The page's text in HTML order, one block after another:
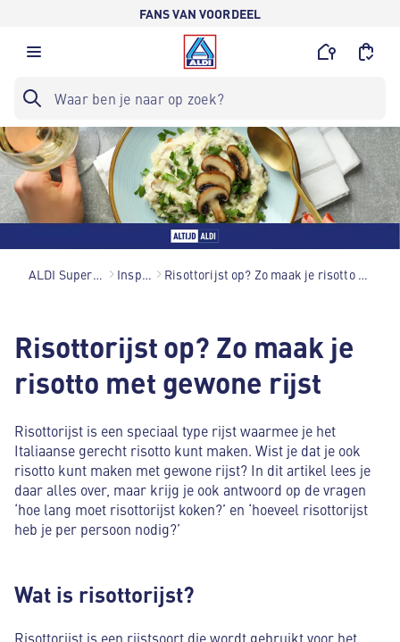
FANS VAN VOORDEEL
ALDI Supermarkten Inspiratie Risottorijst op? Zo maak je risotto met gewone rijst
Risottorijst op? Zo maak je
risotto met gewone rijst
Risottorijst is een speciaal type rijst waarmee je het
Italiaanse gerecht risotto kunt maken. Wist je dat je ook
risotto kunt maken met gewone rijst? In dit artikel lees je
daar alles over, maar krijg je ook antwoord op de vragen
‘hoe lang moet risottorijst koken?’ en ‘hoeveel risottorijst
heb je per persoon nodig?’
Wat is risottorijst?
Risottorijst is een rijstsoort die wordt gebruikt voor het